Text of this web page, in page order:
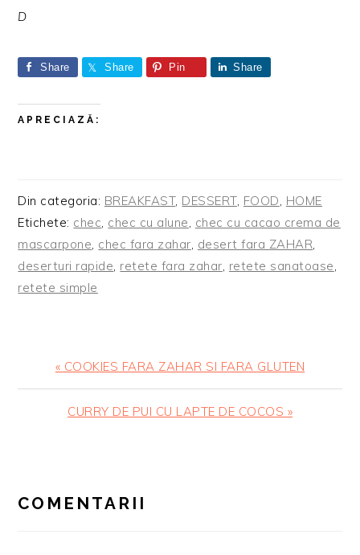
D
Share Share Pin Share
APRECIAZĂ:
Din categoria: BREAKFAST, DESSERT, FOOD, HOME
Etichete: chec, chec cu alune, chec cu cacao crema de
mascarpone, chec fara zahar, desert fara ZAHAR,
deserturi rapide, retete fara zahar, retete sanatoase,
retete simple
Articol
anterior:
« COOKIES FARA ZAHAR SI FARA GLUTEN
Articolul
CURRY DE PUI CU LAPTE DE COCOS »
INTERACTIONS
COMENTARII